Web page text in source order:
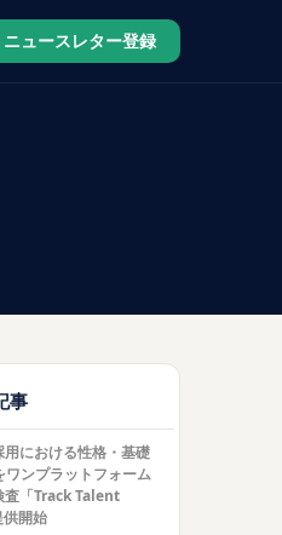
ニュースレター登録
事
における性格・基礎
ンプラットフォーム
査「Track Talent
開始